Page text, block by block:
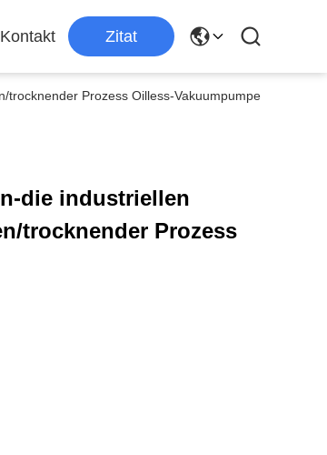
Kontakt Zitat
trocknender Prozess Oilless-Vakuumpumpe
die industriellen
trocknender Prozess